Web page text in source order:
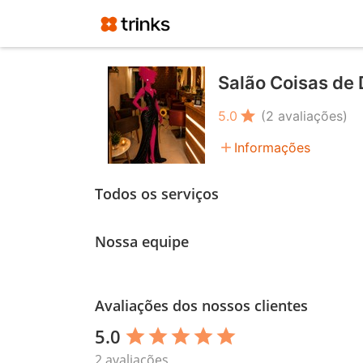
Salão Coisas de
5.0 star (2 avaliações)
add Informações
Todos os serviços
Nossa equipe
Avaliações dos nossos clientes
5.0 star star star star star
2 avaliações